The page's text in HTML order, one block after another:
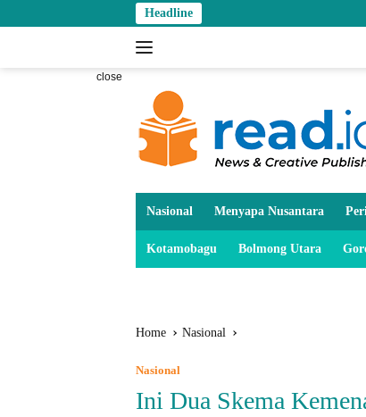
to
Headline
close
Nasional Menyapa Nusantara
Kotamobagu Bolmong Utara
Home Nasional
Nasional
Ini Dua Skema